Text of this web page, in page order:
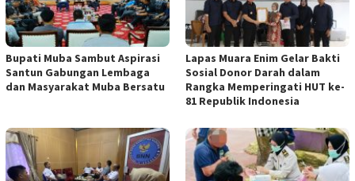
Bupati Muba Sambut Aspirasi
Santun Gabungan Lembaga
dan Masyarakat Muba Bersatu
Lapas Muara Enim Gelar Bakti
Sosial Donor Darah dalam
Rangka Memperingati HUT ke-
81 Republik Indonesia